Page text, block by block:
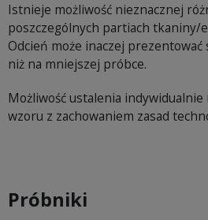
Istnieje możliwość nieznacznej
poszczególnych partiach tkaniny/
Odcień może inaczej prezentować
niż na mniejszej próbce.
Możliwość ustalenia
wzoru z zachowaniem zasad
Próbniki